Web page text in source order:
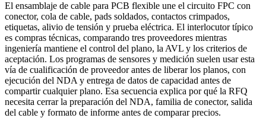
El ensamblaje de cable para PCB flexible une el circuito FPC con
conector, cola de cable, pads soldados, contactos crimpados,
etiquetas, alivio de tensión y prueba eléctrica. El interlocutor típico
es compras técnicas, comparando tres proveedores mientras
ingeniería mantiene el control del plano, la AVL y los criterios de
aceptación. Los programas de sensores y medición suelen usar esta
vía de cualificación de proveedor antes de liberar los planos, con
ejecución del NDA y entrega de datos de capacidad antes de
compartir cualquier plano. Esa secuencia explica por qué la RFQ
necesita cerrar la preparación del NDA, familia de conector, salida
del cable y formato de informe antes de comparar precios.